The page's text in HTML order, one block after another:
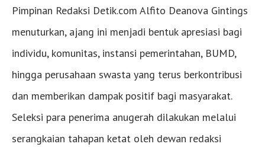
Pimpinan Redaksi Detik.com Alfito Deanova Gintings
menuturkan, ajang ini menjadi bentuk apresiasi bagi
individu, komunitas, instansi pemerintahan, BUMD,
hingga perusahaan swasta yang terus berkontribusi
dan memberikan dampak positif bagi masyarakat.
Seleksi para penerima anugerah dilakukan melalui
serangkaian tahapan ketat oleh dewan redaksi